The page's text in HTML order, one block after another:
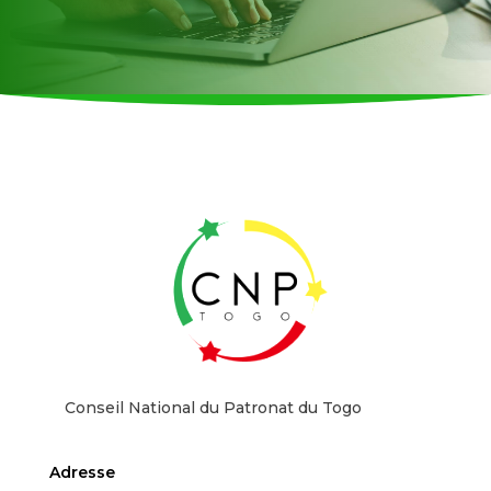
Conseil National du Patronat du Togo
Adresse